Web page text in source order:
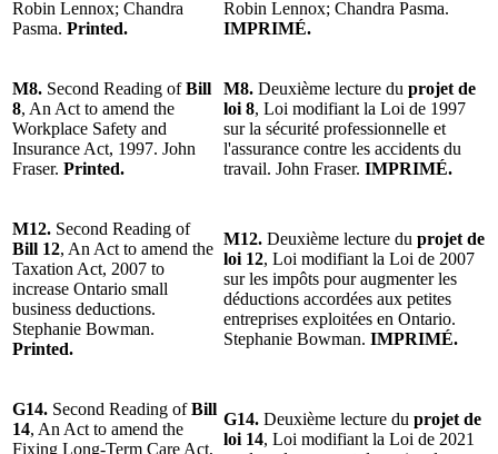
Robin Lennox; Chandra
Pasma. Printed.
Robin Lennox; Chandra Pasma.
IMPRIMÉ.
M8. Second Reading ofBill
8, An Act to amend the
Workplace Safety and
Insurance Act, 1997. John
Fraser. Printed.
M8. Deuxième lecture du projet de
loi 8, Loi modifiant la Loi de 1997
sur la sécurité professionnelle et
l'assurance contre les accidents du
travail. John Fraser. IMPRIMÉ.
M12. Second Reading of
Bill 12, An Act to amend the
Taxation Act, 2007 to
increase Ontario small
business deductions.
Stephanie Bowman.
Printed.
M12. Deuxième lecture du projet de
loi 12, Loi modifiant la Loi de 2007
sur les impôts pour augmenter les
déductions accordées aux petites
entreprises exploitées en Ontario.
Stephanie Bowman. IMPRIMÉ.
G14. Second Reading ofBill
14, An Act to amend the
Fixing Long-Term Care Act,
G14. Deuxième lecture du projet de
loi 14, Loi modifiant la Loi de 2021